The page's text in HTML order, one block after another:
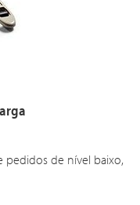
pedidos de nível baixo,